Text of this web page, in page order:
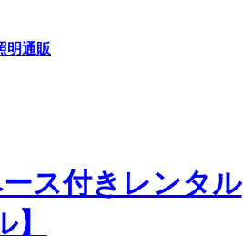
明通販
ス付きレンタル